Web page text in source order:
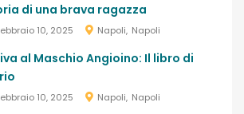
di una brava ragazza
10, 2025 Napoli Napoli
al Maschio Angioino: Il libro di
10, 2025 Napoli Napoli